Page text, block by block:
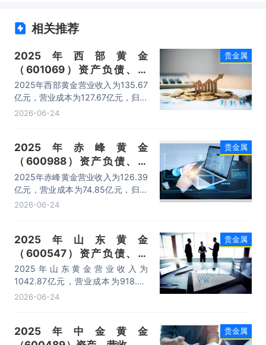
相关推荐
2025年西部黄金
（601069）资产负债、营
收、成本利润及主营产品（黄
金、外购金）数据统计
2025年西部黄金营业收入为135.67
亿元，营业成本为127.67亿元，归母
公司净利润为47195.84万元，总资
2026-06-24
贵金属
2025年赤峰黄金
（600988）资产负债、营
收、成本利润及主营产品（矿
产金、电解铜）数据统计
2025年赤峰黄金营业收入为126.39
亿元，营业成本为74.85亿元，归母
公司净利润为308236.8万元，总资
2026-06-24
贵金属
2025年山东黄金
（600547）资产负债、营
收、成本利润及主营产品（外
购金、自产金、成品金（小金
条））数据统计
2025年山东黄金营业收入为
1042.87亿元，营业成本为918.54
亿元，归母公司净利润为473939.3
2026-06-24
贵金属
2025年中金黄金
贵金属